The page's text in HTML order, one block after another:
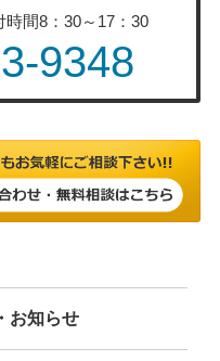
時間8：30～17：30
9348
お知らせ